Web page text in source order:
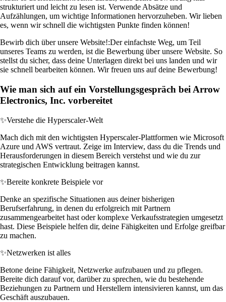
strukturiert und leicht zu lesen ist. Verwende Absätze und
Aufzählungen, um wichtige Informationen hervorzuheben. Wir lieben
es, wenn wir schnell die wichtigsten Punkte finden können!
Bewirb dich über unsere Website!:Der einfachste Weg, um Teil
unseres Teams zu werden, ist die Bewerbung über unsere Website. So
stellst du sicher, dass deine Unterlagen direkt bei uns landen und wir
sie schnell bearbeiten können. Wir freuen uns auf deine Bewerbung!
Wie man sich auf ein Vorstellungsgespräch bei Arrow
Electronics, Inc. vorbereitet
✨Verstehe die Hyperscaler-Welt
Mach dich mit den wichtigsten Hyperscaler-Plattformen wie Microsoft
Azure und AWS vertraut. Zeige im Interview, dass du die Trends und
Herausforderungen in diesem Bereich verstehst und wie du zur
strategischen Entwicklung beitragen kannst.
✨Bereite konkrete Beispiele vor
Denke an spezifische Situationen aus deiner bisherigen
Berufserfahrung, in denen du erfolgreich mit Partnern
zusammengearbeitet hast oder komplexe Verkaufsstrategien umgesetzt
hast. Diese Beispiele helfen dir, deine Fähigkeiten und Erfolge greifbar
zu machen.
✨Netzwerken ist alles
Betone deine Fähigkeit, Netzwerke aufzubauen und zu pflegen.
Bereite dich darauf vor, darüber zu sprechen, wie du bestehende
Beziehungen zu Partnern und Herstellern intensivieren kannst, um das
Geschäft auszubauen.